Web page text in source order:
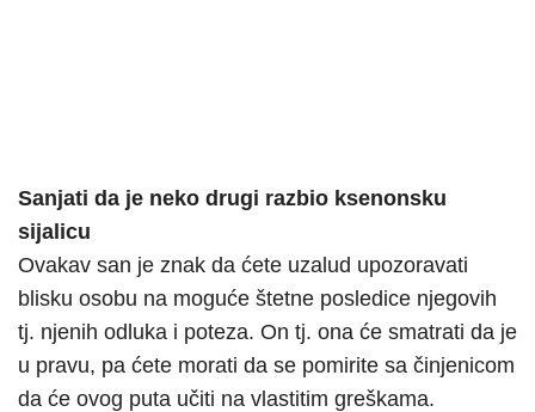
Sanjati da je neko drugi razbio ksenonsku
sijalicu
Ovakav san je znak da ćete uzalud upozoravati
blisku osobu na moguće štetne posledice njegovih
tj. njenih odluka i poteza. On tj. ona će smatrati da je
u pravu, pa ćete morati da se pomirite sa činjenicom
da će ovog puta učiti na vlastitim greškama.